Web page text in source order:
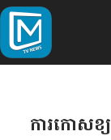
ការកោសខ្